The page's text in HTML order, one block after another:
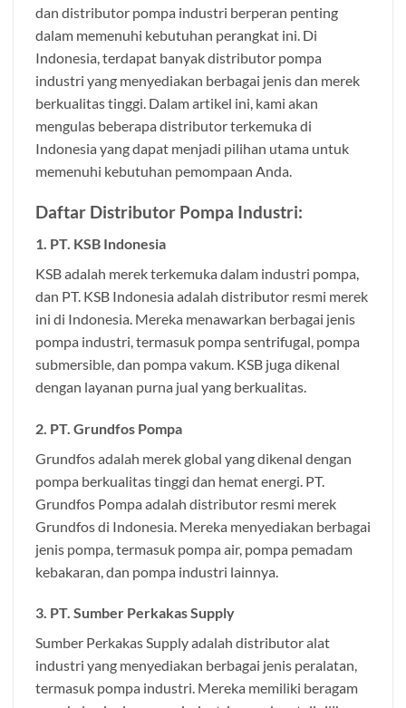
dan distributor pompa industri berperan penting
dalam memenuhi kebutuhan perangkat ini. Di
Indonesia, terdapat banyak distributor pompa
industri yang menyediakan berbagai jenis dan merek
berkualitas tinggi. Dalam artikel ini, kami akan
mengulas beberapa distributor terkemuka di
Indonesia yang dapat menjadi pilihan utama untuk
memenuhi kebutuhan pemompaan Anda.
Daftar Distributor Pompa Industri:
1. PT. KSB Indonesia
KSB adalah merek terkemuka dalam industri pompa,
dan PT. KSB Indonesia adalah distributor resmi merek
ini di Indonesia. Mereka menawarkan berbagai jenis
pompa industri, termasuk pompa sentrifugal, pompa
submersible, dan pompa vakum. KSB juga dikenal
dengan layanan purna jual yang berkualitas.
2. PT. Grundfos Pompa
Grundfos adalah merek global yang dikenal dengan
pompa berkualitas tinggi dan hemat energi. PT.
Grundfos Pompa adalah distributor resmi merek
Grundfos di Indonesia. Mereka menyediakan berbagai
jenis pompa, termasuk pompa air, pompa pemadam
kebakaran, dan pompa industri lainnya.
3. PT. Sumber Perkakas Supply
Sumber Perkakas Supply adalah distributor alat
industri yang menyediakan berbagai jenis peralatan,
termasuk pompa industri. Mereka memiliki beragam